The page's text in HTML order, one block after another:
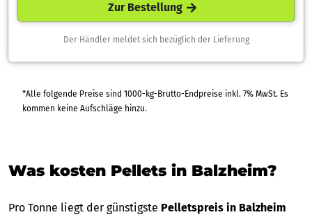
Zur Bestellung
Der Händler meldet sich bezüglich der Lieferung
*Alle folgende Preise sind 1000-kg-Brutto-Endpreise inkl. 7% MwSt. Es
kommen keine Aufschläge hinzu.
Was kosten Pellets in Balzheim?
Pro Tonne liegt der günstigste Pelletspreis in Balzheim